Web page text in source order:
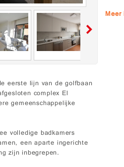
Meer
eerste lijn van de golfbaan
complex El
gemeenschappelijke
volledige badkamers
een aparte ingerichte
zijn inbegrepen.